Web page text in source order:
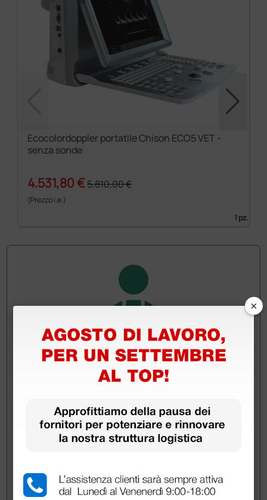
Ecocolordoppler portatile Chison ECO5 VET -
senza sonde
4.531,80 €5.810,00 €
(Prezzo i.e.)
1 pz.
Chiedi a un collega
Hai ancora qualche dubbio? Vuoi ulteriori
acquistato questo prodotto.
×